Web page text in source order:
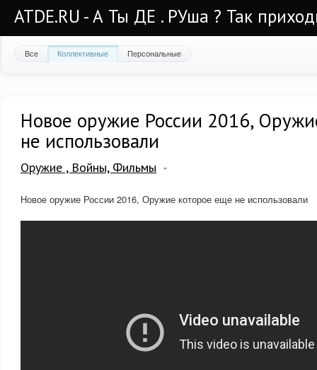
ATDE.RU - А Ты ДЕ . РУша ? Так
Все Коллективные Персональные
Новое оружие России 2016,
не использовали
Оружие , Войны, Фильмы
Новое оружие России 2016, Оружие которое еще не использовали